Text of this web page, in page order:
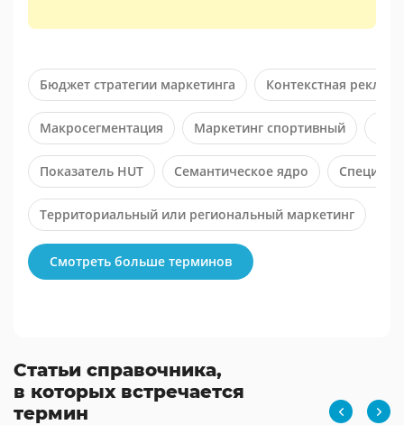
Бюджет стратегии маркетинга Контекстная
Макросегментация Маркетинг спортивный
Показатель HUT Семантическое ядро
Территориальный или региональный маркетинг
Смотреть больше терминов
Статьи справочника,
в которых встречается
термин